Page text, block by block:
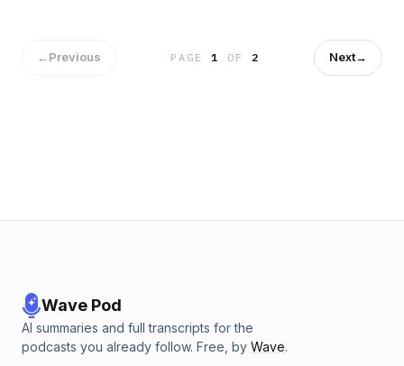
en tillväxtpodd med "dom där på kommunen". Patric och
Fredrik diskuterar aktuella frågor inom näringsliv,
kommunutveckling, entreprenörskap och politik.Med Östra
←Previous PAGE1 OF 2 Next→
Wave Pod
AI summaries and full transcripts for the
podcasts you already follow. Free, by Wave.